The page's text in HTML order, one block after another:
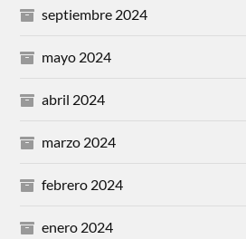
septiembre 2024
mayo 2024
abril 2024
marzo 2024
febrero 2024
enero 2024